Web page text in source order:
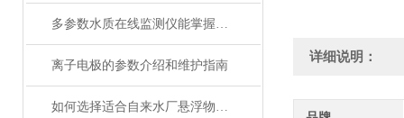
多参数水质在线监测仪能掌握水质的实时动态
离子电极的参数介绍和维护指南
如何选择适合自来水厂悬浮物在线监测仪？
详细说明：